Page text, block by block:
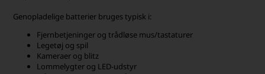
Genopladelige batterier bruges typisk i:
Fjernbetjeninger og trådløse mus/tastaturer
Legetøj og spil
Kameraer og blitz
Lommelygter og LED-udstyr